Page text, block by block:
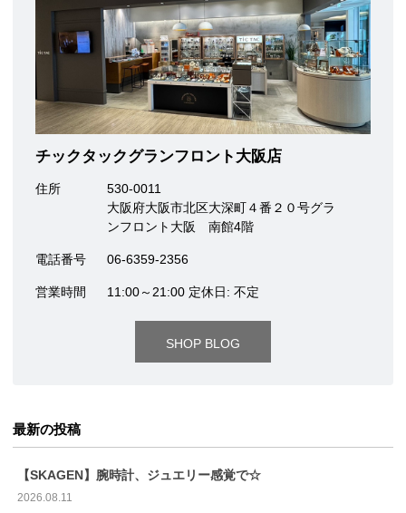
チックタックグランフロント大阪店
住所
530-0011
大阪府大阪市北区大深町４番２０号グラ
ンフロント大阪 南館4階
電話番号 06-6359-2356
営業時間 11:00～21:00 定休日: 不定
SHOP BLOG
最新の投稿
【SKAGEN】腕時計、ジュエリー感覚で☆
2026.08.11